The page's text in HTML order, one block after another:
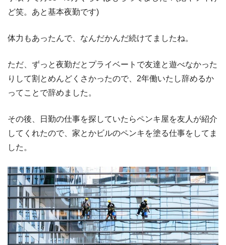
ど笑。あと基本夜勤です)
体力もあったんで、なんだかんだ続けてましたね。
ただ、ずっと夜勤だとプライベートで友達と遊べなかった
りして割とめんどくさかったので、2年働いたし辞めるか
ってことで辞めました。
その後、日勤の仕事を探していたらペンキ屋を友人が紹介
してくれたので、家とかビルのペンキを塗る仕事をしてま
した。